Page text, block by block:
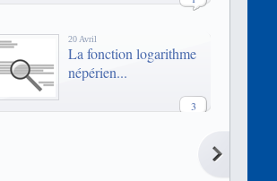
20 Avril
La fonction logarithme
népérien...
3